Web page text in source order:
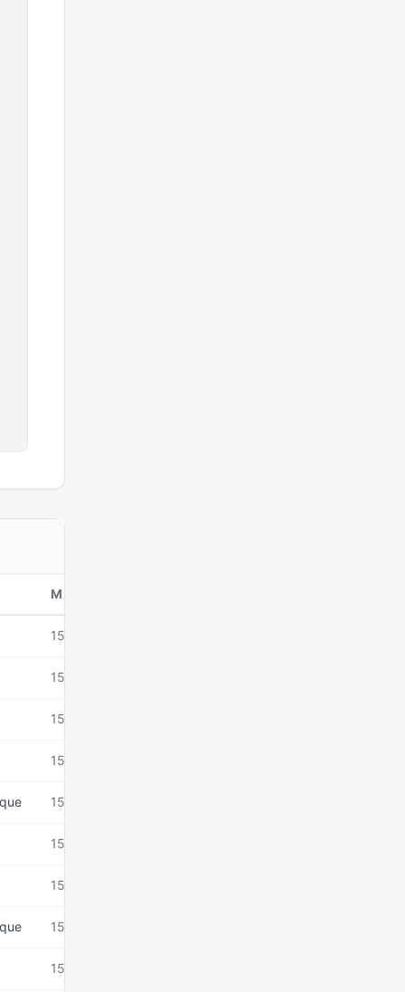
MANDAT DEPUIS
15 mars 2026
15 mars 2026
15 mars 2026
15 mars 2026
15 mars 2026
15 mars 2026
15 mars 2026
15 mars 2026
15 mars 2026